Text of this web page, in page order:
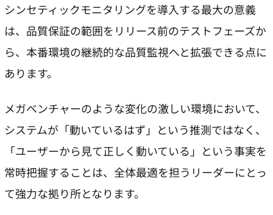
シンセティックモニタリングを導入する最大の意義
は、品質保証の範囲をリリース前のテストフェーズか
ら、本番環境の継続的な品質監視へと拡張できる点に
あります。
メガベンチャーのような変化の激しい環境において、
システムが「動いているはず」という推測ではなく、
「ユーザーから見て正しく動いている」という事実を
常時把握することは、全体最適を担うリーダーにとっ
て強力な拠り所となります。